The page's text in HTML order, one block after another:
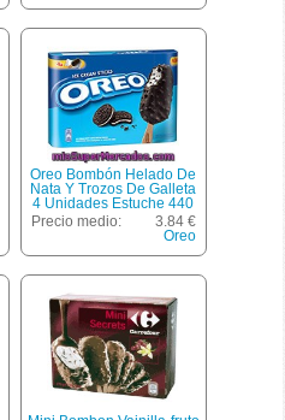
Oreo Bombón Helado De
Nata Y Trozos De Galleta
4 Unidades Estuche 440
Ml
Precio medio:
3.84 €
Oreo